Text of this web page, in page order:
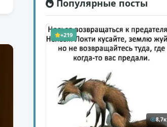
Популярные посты
+219
8,7к